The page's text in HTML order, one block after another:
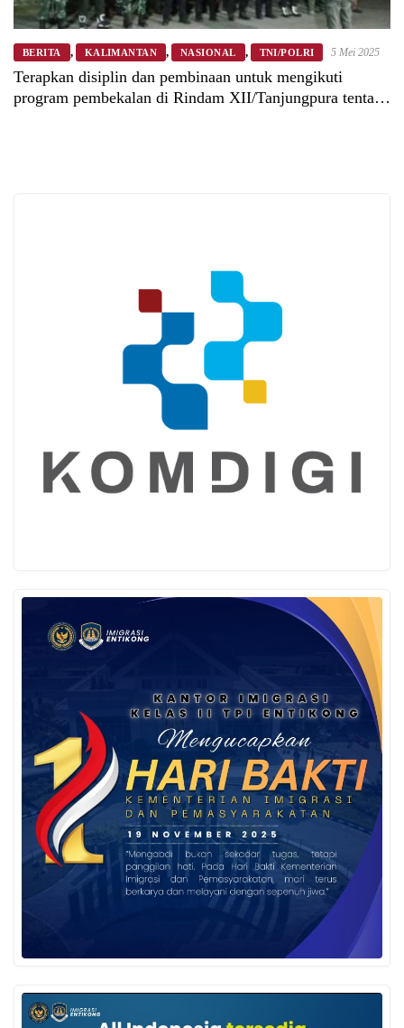
BERITA , KALIMANTAN , NASIONAL , TNI/POLRI 5 Mei 2025
Terapkan disiplin dan pembinaan untuk mengikuti
program pembekalan di Rindam XII/Tanjungpura tentang